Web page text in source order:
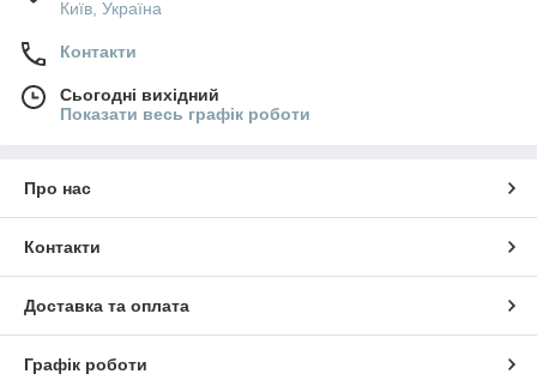
Київ, Україна
Контакти
Сьогодні вихідний
Показати весь графік роботи
Про нас
Контакти
Доставка та оплата
Графік роботи